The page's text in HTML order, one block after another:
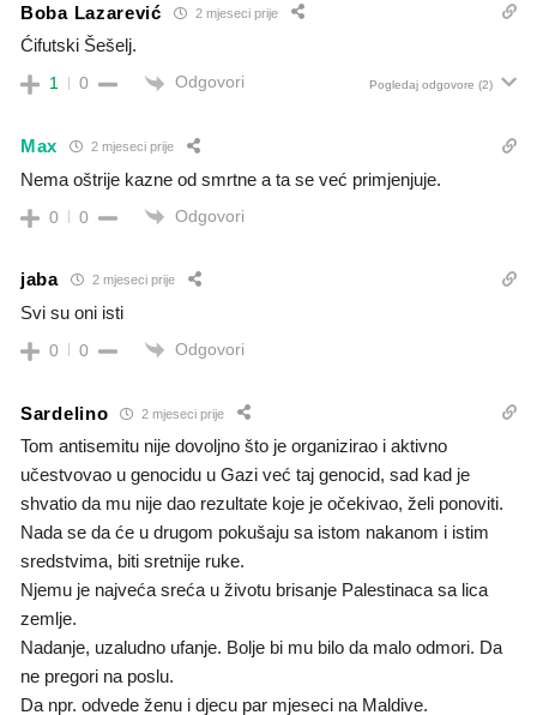
Boba Lazarević 2 mjeseci prije
Ćifutski Šešelj.
1 0 Odgovori Pogledaj odgovore (2)
Max 2 mjeseci prije
Nema oštrije kazne od smrtne a ta se već primjenjuje.
0 0 Odgovori
jaba 2 mjeseci prije
Svi su oni isti
0 0 Odgovori
Sardelino 2 mjeseci prije
Tom antisemitu nije dovoljno što je organizirao i aktivno
učestvovao u genocidu u Gazi već taj genocid, sad kad je
shvatio da mu nije dao rezultate koje je očekivao, želi ponoviti.
Nada se da će u drugom pokušaju sa istom nakanom i istim
sredstvima, biti sretnije ruke.
Njemu je najveća sreća u životu brisanje Palestinaca sa lica
zemlje.
Nadanje, uzaludno ufanje. Bolje bi mu bilo da malo odmori. Da
ne pregori na poslu.
Da npr. odvede ženu i djecu par mjeseci na Maldive.